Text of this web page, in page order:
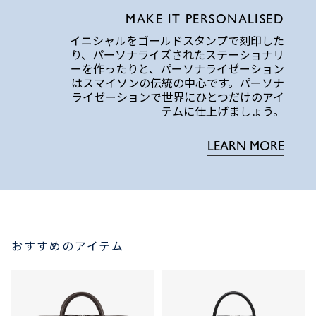
MAKE IT PERSONALISED
イニシャルをゴールドスタンプで刻印した
り、パーソナライズされたステーショナリ
ーを作ったりと、パーソナライゼーション
はスマイソンの伝統の中心です。パーソナ
ライゼーションで世界にひとつだけのアイ
テムに仕上げましょう。
LEARN MORE
おすすめのアイテム